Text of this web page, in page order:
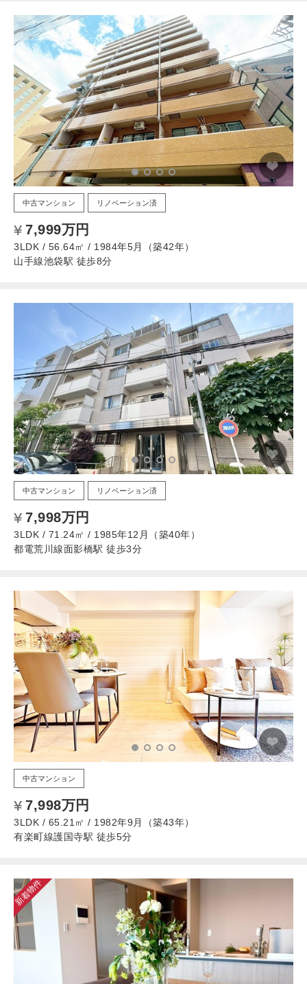
中古マンション リノベーション済
7,999万円
3LDK / 56.64㎡ / 1984年5月（築42年）
山手線池袋駅 徒歩8分
中古マンション リノベーション済
7,998万円
3LDK / 71.24㎡ / 1985年12月（築40年）
都電荒川線面影橋駅 徒歩3分
中古マンション
7,998万円
3LDK / 65.21㎡ / 1982年9月（築43年）
有楽町線護国寺駅 徒歩5分
新着物件